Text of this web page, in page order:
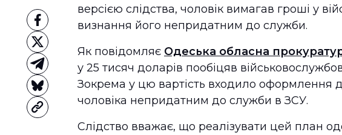
версією слідства, чоловік вимагав гроші у
визнання його непридатним до служби.
Як повідомляє Одеська обласна
у 25 тисяч доларів пообіцяв
Зокрема у цю вартість входило оформлення
чоловіка непридатним до служби в ЗСУ.
Слідство вважає, що реалізувати цей план